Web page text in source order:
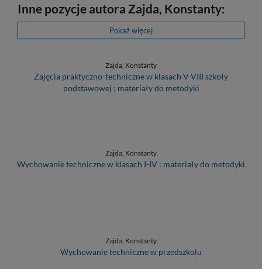
Inne pozycje autora Zajda, Konstanty:
Pokaż więcej
Zajda, Konstanty
Zajęcia praktyczno-techniczne w klasach V-VIII szkoły
podstawowej : materiały do metodyki
Zajda, Konstanty
Wychowanie techniczne w klasach I-IV : materiały do metodyki
Zajda, Konstanty
Wychowanie techniczne w przedszkolu